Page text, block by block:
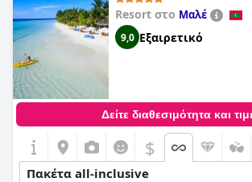
Resort στο Μαλέ
9,0 Εξαιρετικό
Δείτε διαθεσιμότητα και
$
Πακέτα all-inclusive